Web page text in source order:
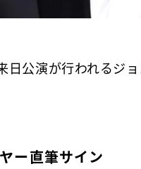
日公演が行われるジ
ー直筆サイン